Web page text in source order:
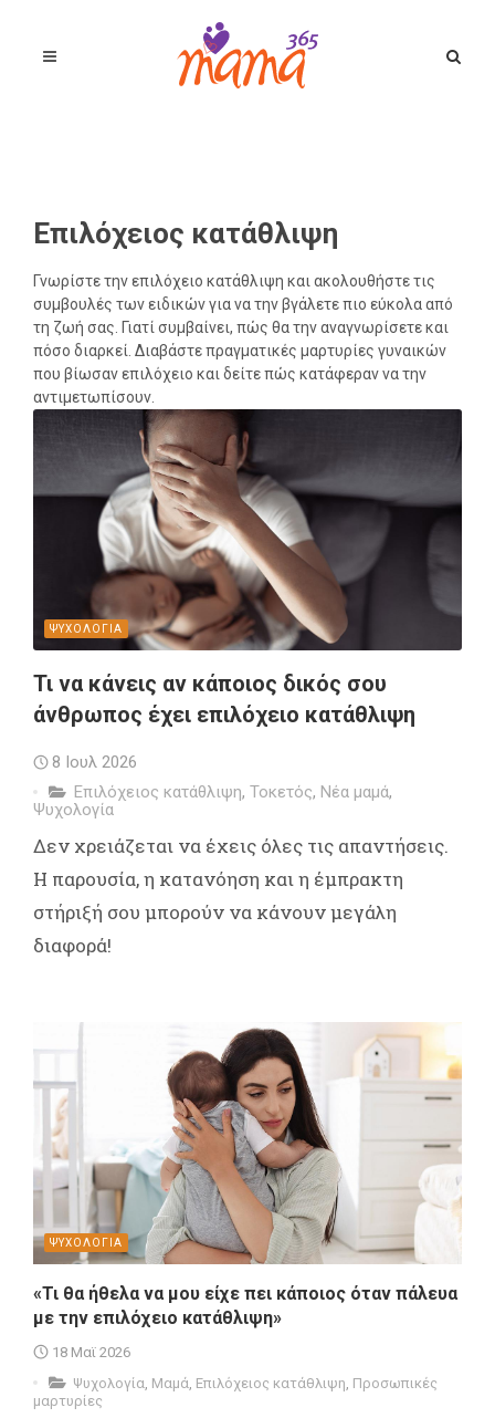
Επιλόχειος κατάθλιψη
Γνωρίστε την επιλόχειο κατάθλιψη και ακολουθήστε τις
συμβουλές των ειδικών για να την βγάλετε πιο εύκολα από
τη ζωή σας. Γιατί συμβαίνει, πώς θα την αναγνωρίσετε και
πόσο διαρκεί. Διαβάστε πραγματικές μαρτυρίες γυναικών
που βίωσαν επιλόχειο και δείτε πώς κατάφεραν να την
αντιμετωπίσουν.
ΨΥΧΟΛΟΓΙΑ
Τι να κάνεις αν κάποιος δικός σου
άνθρωπος έχει επιλόχειο κατάθλιψη
8 Ιουλ 2026
Επιλόχειος κατάθλιψη, Τοκετός, Νέα μαμά,
Ψυχολογία
Δεν χρειάζεται να έχεις όλες τις απαντήσεις.
Η παρουσία, η κατανόηση και η έμπρακτη
στήριξή σου μπορούν να κάνουν μεγάλη
διαφορά!
ΨΥΧΟΛΟΓΙΑ
«Τι θα ήθελα να μου είχε πει κάποιος όταν πάλευα
με την επιλόχειο κατάθλιψη»
18 Μαϊ 2026
Ψυχολογία Μαμά Επιλόχειος κατάθλιψη Προσωπικές
μαρτυρίες